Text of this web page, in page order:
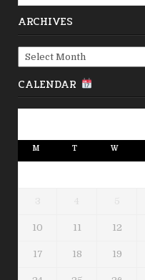
ARCHIVES
Archives
CALENDAR
M T W
3 4 5
10 11 12
17 18 19